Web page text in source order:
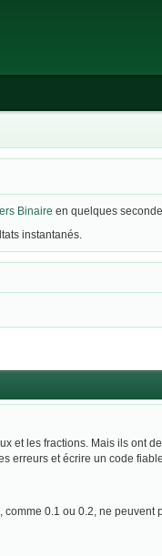
Binaire en quelques
instantanés.
et les fractions. Mais ils ont
erreurs et écrire un code fiable.
0.1 ou 0.2, ne peuvent